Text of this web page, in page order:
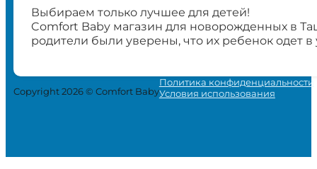
Выбираем только лучшее для детей!
Comfort Baby магазин для новорожденных в
родители были уверены, что их ребенок одет
Copyright 2026 © Comfort Baby
Политика конфиденциальности
Условия использования